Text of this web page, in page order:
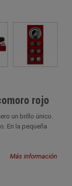
rojo
un brillo único.
En la pequeña
Más información